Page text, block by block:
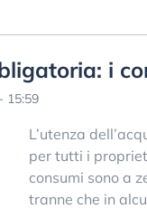
i
15:59
L’utenza
per tutti i
consumi sono a
tranne che in